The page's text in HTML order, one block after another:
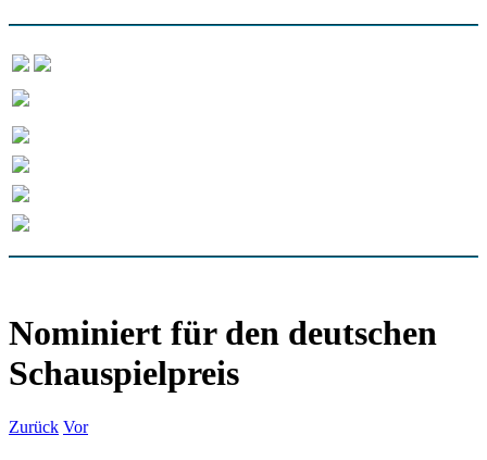
Nominiert für den deutschen
Schauspielpreis
Zurück Vor